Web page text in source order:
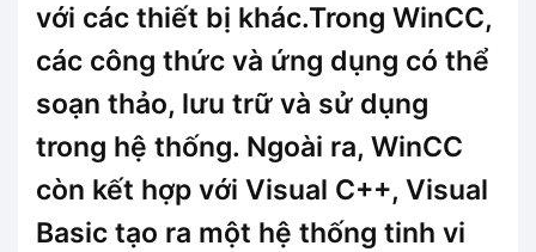
với các thiết bị khác.Trong WinCC,
các công thức và ứng dụng có thể
soạn thảo, lưu trữ và sử dụng
trong hệ thống. Ngoài ra, WinCC
còn kết hợp với Visual C++, Visual
Basic tạo ra một hệ thống tinh vi